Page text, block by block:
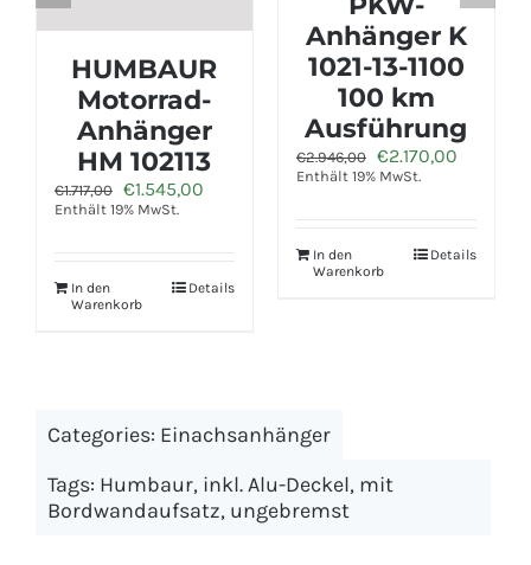
Aktueller
Preis
Details
Anhänger K
1021-13-1100
100 km
Ausführung
€ 2.946,00 Ursprünglicher
Preis
war:
€2.170,00
Aktueller
Preis
Enthält 19% MwSt.
Details
HUMBAUR
PKW-
Anhänger
Steely mit
Hochplane
€1.195,00 €1.050,00
In den
Categories: Einachsanhänger
Tags: Humbaur, inkl. Alu-Deckel mit
Bordwandaufsatz ungebremst